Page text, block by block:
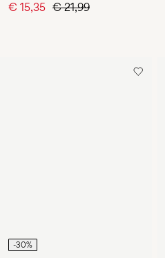
€ 15,35 € 21,99
-30%